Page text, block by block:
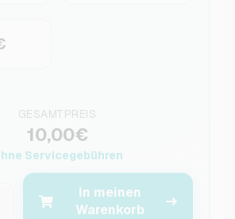
GESAMTPREIS
10,00€
Servicegebühren
In meinen
Warenkorb